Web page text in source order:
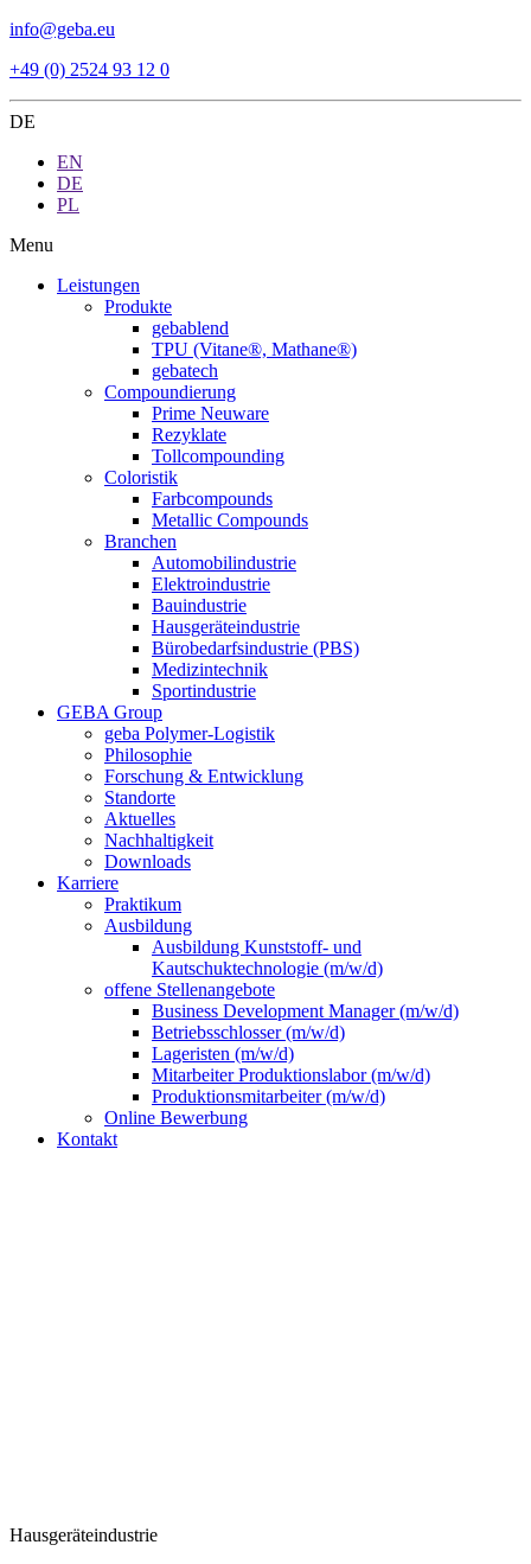
info@geba.eu
+49 (0) 2524 93 12 0
DE
EN
DE
PL
Menu
Leistungen
Produkte
gebablend
TPU (Vitane®, Mathane®)
gebatech
Compoundierung
Prime Neuware
Rezyklate
Tollcompounding
Coloristik
Farbcompounds
Metallic Compounds
Branchen
Automobilindustrie
Elektroindustrie
Bauindustrie
Hausgeräteindustrie
Bürobedarfsindustrie (PBS)
Medizintechnik
Sportindustrie
GEBA Group
geba Polymer-Logistik
Philosophie
Forschung & Entwicklung
Standorte
Aktuelles
Nachhaltigkeit
Downloads
Karriere
Praktikum
Ausbildung
Ausbildung Kunststoff- und
Kautschuktechnologie (m/w/d)
offene Stellenangebote
Business Development Manager (m/w/d)
Betriebsschlosser (m/w/d)
Lageristen (m/w/d)
Mitarbeiter Produktionslabor (m/w/d)
Produktionsmitarbeiter (m/w/d)
Online Bewerbung
Kontakt
Hausgeräteindustrie